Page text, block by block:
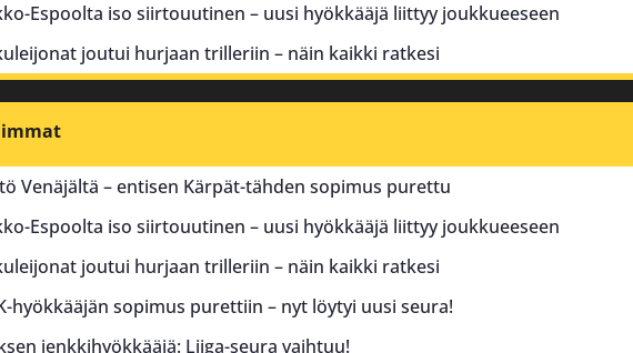
Espoolta iso siirtouutinen – uusi hyökkääjä liittyy joukkueeseen
joutui hurjaan trilleriin – näin kaikki ratkesi
Venäjältä – entisen Kärpät-tähden sopimus purettu
Espoolta iso siirtouutinen – uusi hyökkääjä liittyy joukkueeseen
joutui hurjaan trilleriin – näin kaikki ratkesi
hyökkääjän sopimus purettiin – nyt löytyi uusi seura!
jenkkihyökkääjä: Liiga-seura vaihtuu!